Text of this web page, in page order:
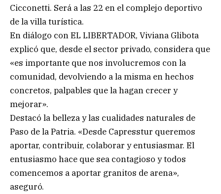
Cicconetti. Será a las 22 en el complejo deportivo
de la villa turística.
En diálogo con EL LIBERTADOR, Viviana Glibota
explicó que, desde el sector privado, considera que
«es importante que nos involucremos con la
comunidad, devolviendo a la misma en hechos
concretos, palpables que la hagan crecer y
mejorar».
Destacó la belleza y las cualidades naturales de
Paso de la Patria. «Desde Capresstur queremos
aportar, contribuir, colaborar y entusiasmar. El
entusiasmo hace que sea contagioso y todos
comencemos a aportar granitos de arena»,
aseguró.